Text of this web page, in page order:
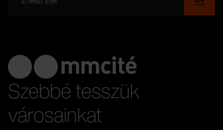
Szebbé tesszük
városainkat